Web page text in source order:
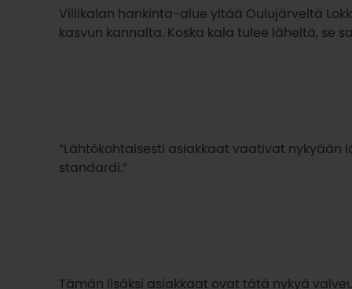
Villikalan hankinta-alue yltää Oulujärveltä
kasvun kannalta. Koska kala tulee läheltä, se
“Lähtökohtaisesti asiakkaat vaativat
standardi.”
Tämän lisäksi asiakkaat ovat tätä nykyä